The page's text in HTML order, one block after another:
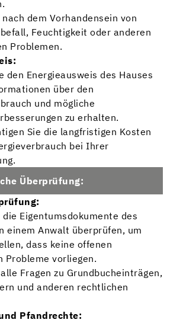
nach dem Vorhandensein von
Feuchtigkeit oder anderen
Problemen.
den Energieausweis des Hauses
über den
und mögliche
zu erhalten.
Sie die langfristigen Kosten
bei Ihrer
Überprüfung:
die Eigentumsdokumente des
einem Anwalt überprüfen, um
dass keine offenen
Probleme vorliegen.
Fragen zu Grundbucheinträgen,
und anderen rechtlichen
Pfandrechte: